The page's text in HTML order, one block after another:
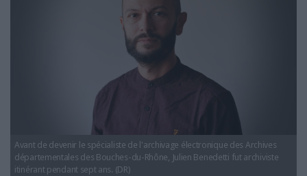
L'ANNUAIRE DES ACTEURS
LES LIVRES BLANCS
NOS OFFRES D'ABONNEMENTS
Avant de devenir le spécialiste de l'archivage électronique des Archives
départementales des Bouches-du-Rhône, Julien Benedetti fut archiviste
itinérant pendant sept ans. (DR)